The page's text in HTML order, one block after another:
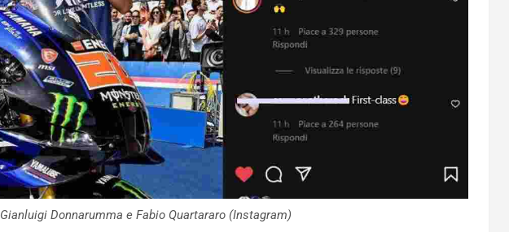
Gianluigi Donnarumma e Fabio Quartararo (Instagram)